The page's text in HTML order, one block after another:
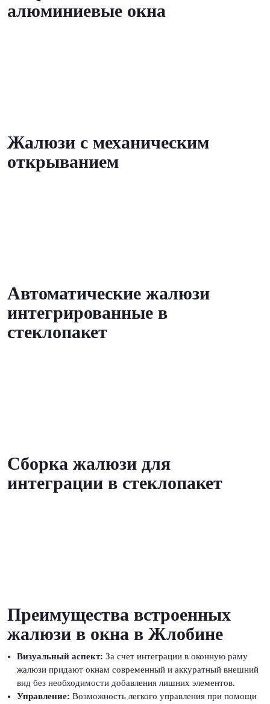
алюминиевые окна
Жалюзи с механическим
открыванием
Автоматические жалюзи
интегрированные в
стеклопакет
Сборка жалюзи для
интеграции в стеклопакет
Преимущества встроенных
жалюзи в окна в Жлобине
Визуальный аспект: За счет интеграции в оконную раму
жалюзи придают окнам современный и аккуратный внешний
вид без необходимости добавления лишних элементов.
Управление: Возможность легкого управления при помощи